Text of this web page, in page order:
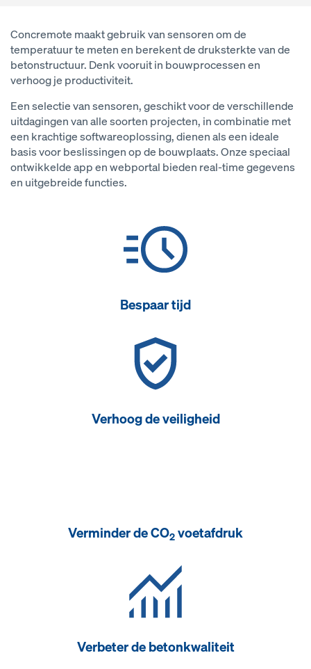
Concremote maakt gebruik van sensoren om de
temperatuur te meten en berekent de druksterkte van de
betonstructuur. Denk vooruit in bouwprocessen en
verhoog je productiviteit.
Een selectie van sensoren, geschikt voor de verschillende
uitdagingen van alle soorten projecten, in combinatie met
een krachtige softwareoplossing, dienen als een ideale
basis voor beslissingen op de bouwplaats. Onze speciaal
ontwikkelde app en webportal bieden real-time gegevens
en uitgebreide functies.
Bespaar tijd
Verhoog de veiligheid
Verminder de CO2 voetafdruk
Verbeter de betonkwaliteit